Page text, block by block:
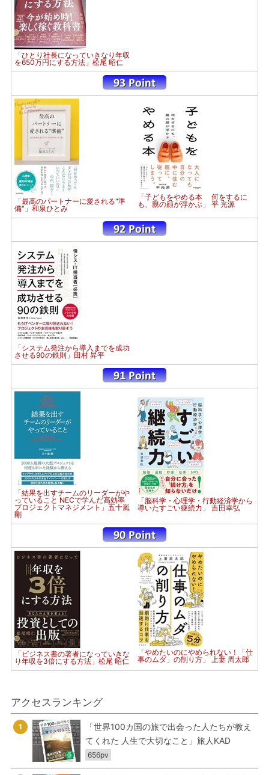
「ひとり社長になっていきなり年収
を650万円にする方法」松尾 昭仁
「最高のパートナーに愛される"準
備"」和泉ひとみ
「子どもをやめる本 何をするに
も、親の顔が浮かぶ」 平 光源
「システム発注から導入までを成功
させる90の鉄則」田村 昇平
「結果を出すチームのリーダーがや
っていること NECで学んだ高効率
プロジェクトマネジメント」五十嵐
剛
「脳科学・心理学・行動経済学から
導いたすごい継続力」 吉田幸弘
「ビジネス書の著者になっていきな
り年収を3倍にする方法」松尾 昭仁
「やめたいのにやめられない！「仕
事のムダ」の削り方」 上妻 周太郎
アクセスランキング
1
「世界100カ国の旅で出会った人たちが教え
てくれた 人生で大切なこと」旅人KAD
656pv